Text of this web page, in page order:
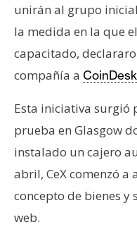
u
m
A
A
n
á
l
unirán al grupo
la medida en la que
capacitado,
compañía a CoinDesk
Esta iniciativa surgió
prueba en Glasgow
instalado un cajero
abril, CeX comenzó
concepto de bienes y
web.